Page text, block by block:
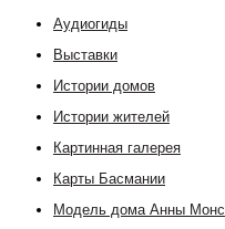
Аудиогиды
Выставки
Истории домов
Истории жителей
Картинная галерея
Карты Басмании
Модель дома Анны Монс